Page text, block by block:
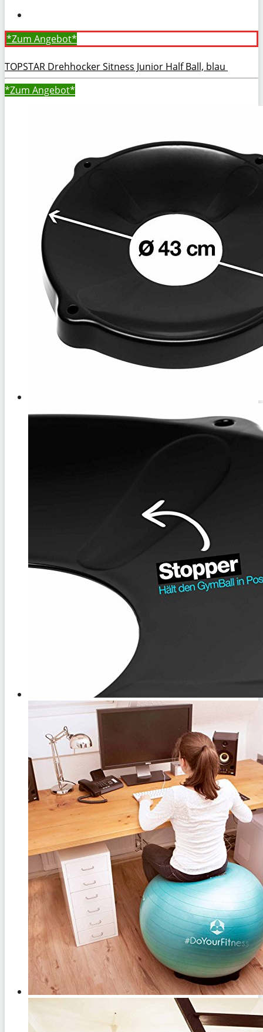
*Zum Angebot*
TOPSTAR Drehhocker Sitness Junior Half Ball, blau
*Zum Angebot*